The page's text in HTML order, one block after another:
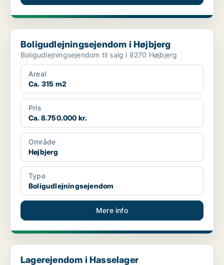
Boligudlejningsejendom i Højbjerg
Boligudlejningsejendom i Højbjerg
Boligudlejningsejendom til salg i 8270 Højbjerg
Areal
Ca. 315 m2
Pris
Ca. 8.750.000 kr.
Område
Højbjerg
Type
Boligudlejningsejendom
Mere info
Lagerejendom i Hasselager
Lagerejendom i Hasselager